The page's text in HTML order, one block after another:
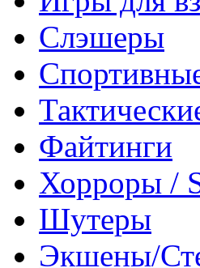
Слэшеры
Файтинги
Хорроры /
Шутеры
Экшены/